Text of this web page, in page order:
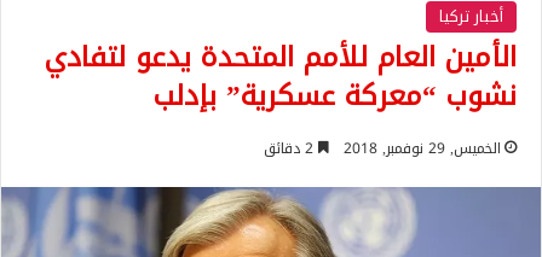
أخبار تركيا
الأمين العام للأمم المتحدة يدعو لتفادي
نشوب “معركة عسكرية” بإدلب
الخميس, 29 نوفمبر, 2018